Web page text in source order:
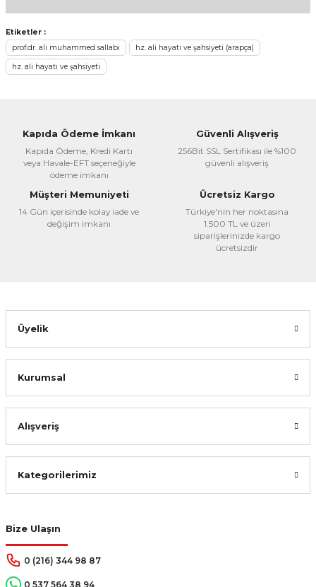
Bu ürünün fiyat bilgisi, resim, ürün açıklamalarında ve diğer
konularda yetersiz gördüğünüz noktaları öneri formunu
kullanarak tarafımıza iletebilirsiniz.
Görüş ve önerileriniz için teşekkür ederiz.
Ürün açıklamasında eksik bilgiler bulunuyor.
Ürün bilgilerinde hatalar bulunuyor.
Ürün fiyatı diğer sitelerden daha pahalı.
Bu ürüne benzer farklı alternatifler olmalı.
Etiketler :
prof.dr. ali muhammed sallabi
hz. ali hayatı ve şahsiyeti (arapça)
hz. ali hayatı ve şahsiyeti
Kapıda Ödeme İmkanı
Kapıda Ödeme, Kredi Kartı
veya Havale-EFT seçeneğiyle
ödeme imkanı
Güvenli Alışveriş
256Bit SSL Sertifikası ile %100
güvenli alışveriş
Müşteri Memuniyeti
14 Gün içerisinde kolay iade ve
değişim imkanı
Ücretsiz Kargo
Türkiye'nin her noktasına
1.500 TL ve üzeri
siparişlerinizde kargo
ücretsizdir
Bize Ulaşın
0 (216) 344 98 87
0 537 564 38 94
Üyelik
Kurumsal
Alışveriş
Kategorilerimiz